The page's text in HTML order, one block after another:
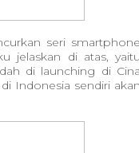
seri
jelaskan di atas,
di launching di
Indonesia sendiri